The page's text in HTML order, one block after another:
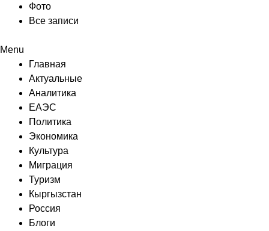
Фото
Все записи
Menu
Главная
Актуальные
Аналитика
ЕАЭС
Политика
Экономика
Культура
Миграция
Туризм
Кыргызстан
Россия
Блоги